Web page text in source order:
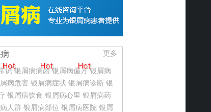
更多
识 银屑病病因 银屑病偏方 银屑病
病危害 银屑病症状 银屑病诊断 银
银屑病饮食 银屑病心里 银屑病药
人群 银屑病部位 银屑病医院 银屑